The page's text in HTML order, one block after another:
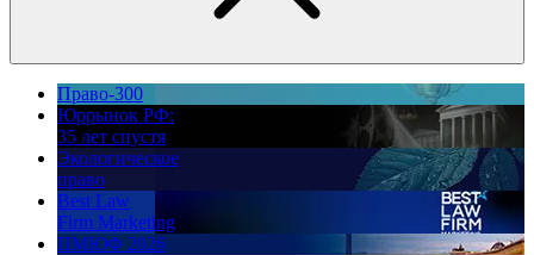
Право-300
Юррынок РФ:
35 лет спустя
Экологическое
право
Best Law
Firm Marketing
ПМЮФ 2026